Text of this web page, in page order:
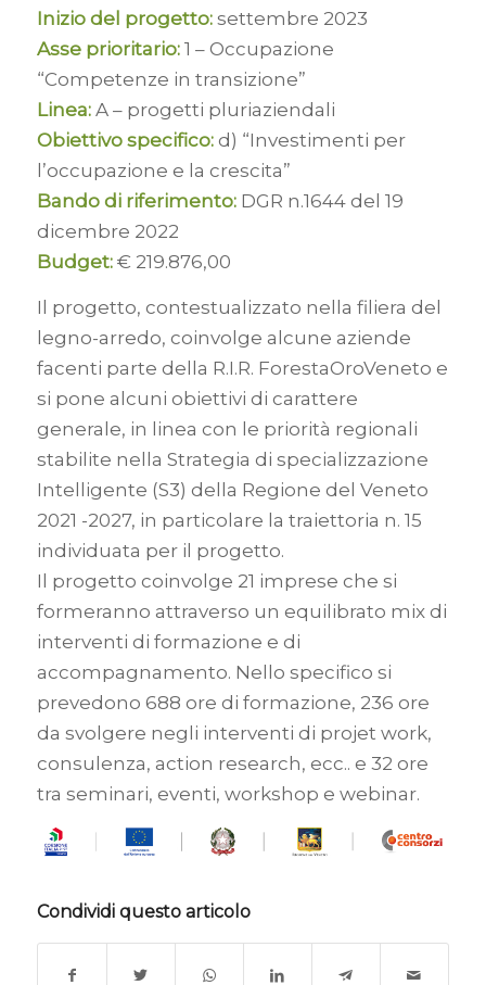
Inizio del progetto:settembre 2023
Asse prioritario:1 – Occupazione
“Competenze in transizione”
Linea:A – progetti pluriaziendali
Obiettivo specifico:d) “Investimenti per
l’occupazione e la crescita”
Bando di riferimento:DGR n.1644 del 19
dicembre 2022
Budget:€ 219.876,00
Il progetto, contestualizzato nella filiera del
legno-arredo, coinvolge alcune aziende
facenti parte della R.I.R. ForestaOroVeneto e
si pone alcuni obiettivi di carattere
generale, in linea con le priorità regionali
stabilite nella Strategia di specializzazione
Intelligente (S3) della Regione del Veneto
2021 -2027, in particolare la traiettoria n. 15
individuata per il progetto.
Il progetto coinvolge 21 imprese che si
formeranno attraverso un equilibrato mix di
interventi di formazione e di
accompagnamento. Nello specifico si
prevedono 688 ore di formazione, 236 ore
da svolgere negli interventi di projet work,
consulenza, action research, ecc.. e 32 ore
tra seminari, eventi, workshop e webinar.
Condividi questo articolo